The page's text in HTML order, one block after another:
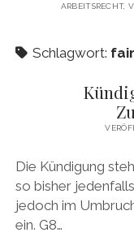
ARBEITSRECHT,
Schlagwort:
Die Kündigung
so bisher
jedoch im
ein. G8…